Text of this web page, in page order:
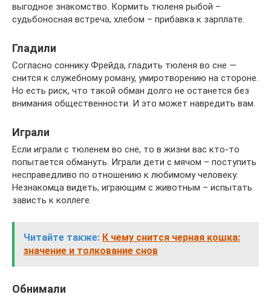
выгодное знакомство. Кормить тюленя рыбой –
судьбоносная встреча, хлебом – прибавка к зарплате.
Гладили
Согласно соннику Фрейда, гладить тюленя во сне —
снится к служебному роману, умиротворению на стороне.
Но есть риск, что такой обман долго не останется без
внимания общественности. И это может навредить вам.
Играли
Если играли с тюленем во сне, то в жизни вас кто-то
попытается обмануть. Играли дети с мячом – поступить
несправедливо по отношению к любимому человеку.
Незнакомца видеть, играющим с животным – испытать
зависть к коллеге.
Читайте также: К чему снится черная кошка:
значение и толкование снов
Обнимали